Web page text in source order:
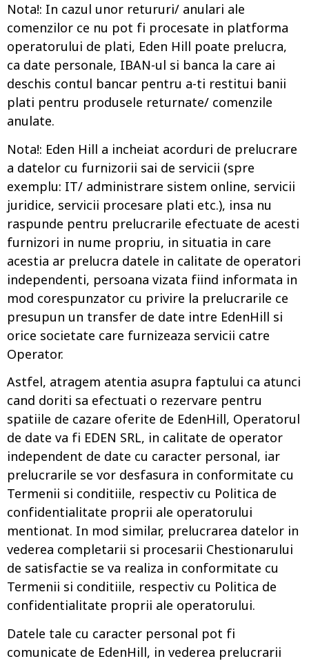
Nota!: In cazul unor retururi/ anulari ale
comenzilor ce nu pot fi procesate in platforma
operatorului de plati, Eden Hill poate prelucra,
ca date personale, IBAN-ul si banca la care ai
deschis contul bancar pentru a-ti restitui banii
plati pentru produsele returnate/ comenzile
anulate.
Nota!: Eden Hill a incheiat acorduri de prelucrare
a datelor cu furnizorii sai de servicii (spre
exemplu: IT/ administrare sistem online, servicii
juridice, servicii procesare plati etc.), insa nu
raspunde pentru prelucrarile efectuate de acesti
furnizori in nume propriu, in situatia in care
acestia ar prelucra datele in calitate de operatori
independenti, persoana vizata fiind informata in
mod corespunzator cu privire la prelucrarile ce
presupun un transfer de date intre EdenHill si
orice societate care furnizeaza servicii catre
Operator.
Astfel, atragem atentia asupra faptului ca atunci
cand doriti sa efectuati o rezervare pentru
spatiile de cazare oferite de EdenHill, Operatorul
de date va fi EDEN SRL, in calitate de operator
independent de date cu caracter personal, iar
prelucrarile se vor desfasura in conformitate cu
Termenii si conditiile, respectiv cu Politica de
confidentialitate proprii ale operatorului
mentionat. In mod similar, prelucrarea datelor in
vederea completarii si procesarii Chestionarului
de satisfactie se va realiza in conformitate cu
Termenii si conditiile, respectiv cu Politica de
confidentialitate proprii ale operatorului.
Datele tale cu caracter personal pot fi
comunicate de EdenHill, in vederea prelucrarii